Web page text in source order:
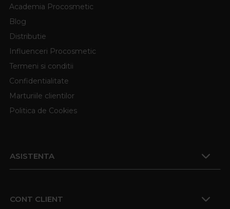
Academia Procosmetic
Blog
Distributie
Influenceri Procosmetic
Termeni si conditii
Confidentialitate
Marturiile clientilor
Politica de Cookies
ASISTENTA
CONT CLIENT